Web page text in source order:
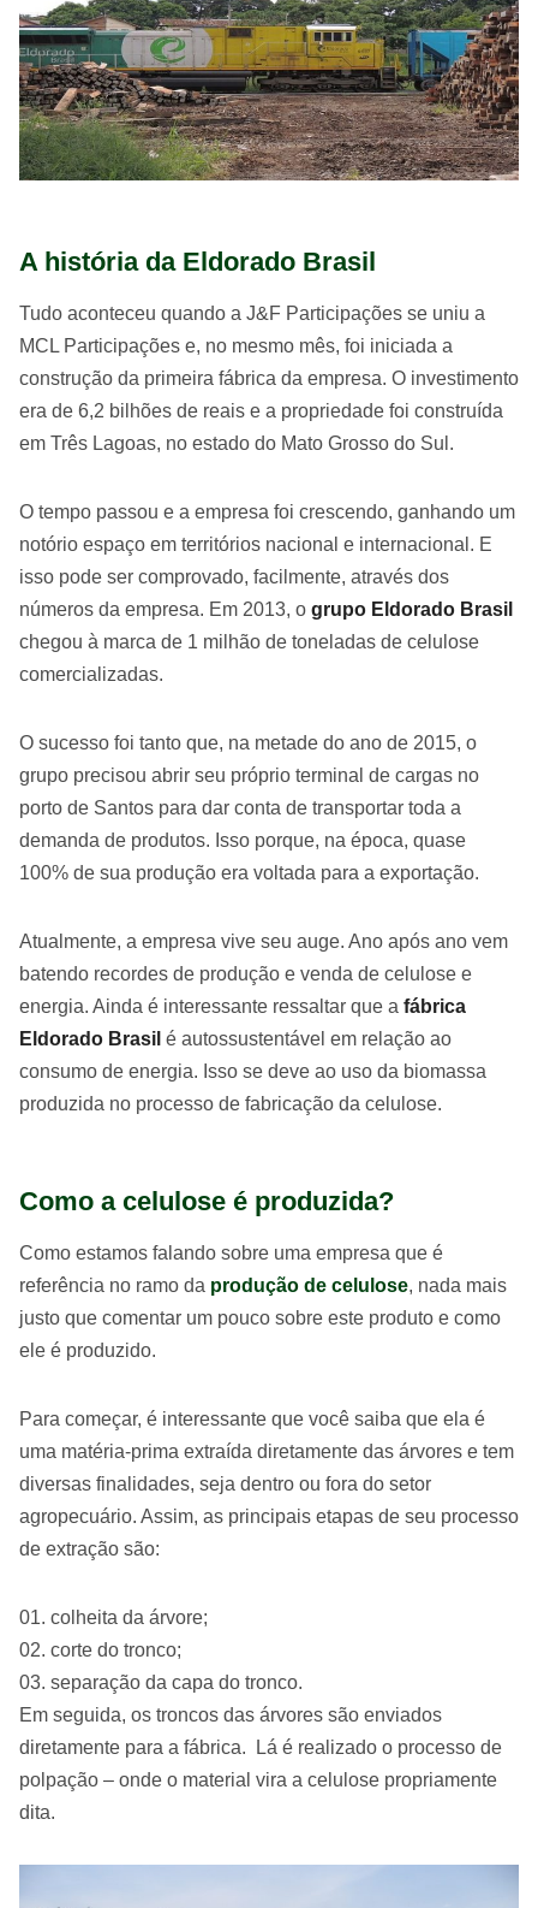
A história da Eldorado Brasil
Tudo aconteceu quando a J&F Participações se uniu a
MCL Participações e, no mesmo mês, foi iniciada a
construção da primeira fábrica da empresa. O investimento
era de 6,2 bilhões de reais e a propriedade foi construída
em Três Lagoas, no estado do Mato Grosso do Sul.
O tempo passou e a empresa foi crescendo, ganhando um
notório espaço em territórios nacional e internacional. E
isso pode ser comprovado, facilmente, através dos
números da empresa. Em 2013, o grupo Eldorado Brasil
chegou à marca de 1 milhão de toneladas de celulose
comercializadas.
O sucesso foi tanto que, na metade do ano de 2015, o
grupo precisou abrir seu próprio terminal de cargas no
porto de Santos para dar conta de transportar toda a
demanda de produtos. Isso porque, na época, quase
100% de sua produção era voltada para a exportação.
Atualmente, a empresa vive seu auge. Ano após ano vem
batendo recordes de produção e venda de celulose e
energia. Ainda é interessante ressaltar que a fábrica
Eldorado Brasil é autossustentável em relação ao
consumo de energia. Isso se deve ao uso da biomassa
produzida no processo de fabricação da celulose.
Como a celulose é produzida?
Como estamos falando sobre uma empresa que é
referência no ramo da produção de celulose, nada mais
justo que comentar um pouco sobre este produto e como
ele é produzido.
Para começar, é interessante que você saiba que ela é
uma matéria-prima extraída diretamente das árvores e tem
diversas finalidades, seja dentro ou fora do setor
agropecuário. Assim, as principais etapas de seu processo
de extração são:
colheita da árvore;
corte do tronco;
separação da capa do tronco.
Em seguida, os troncos das árvores são enviados
diretamente para a fábrica. Lá é realizado o processo de
polpação – onde o material vira a celulose propriamente
dita.